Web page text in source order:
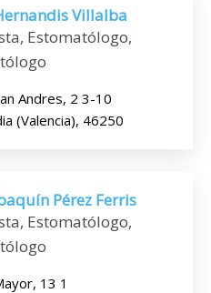
Villalba
Estomatólogo,
Andres, 2 3-10
(Valencia), 46250
Pérez Ferris
Estomatólogo,
13 1